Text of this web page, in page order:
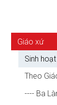
Giáo xứ
Sinh
Theo
---- Ba